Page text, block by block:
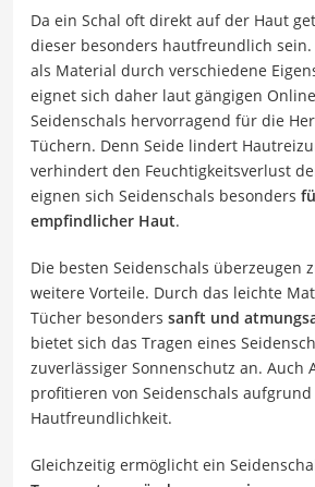
Da ein Schal oft direkt auf der Haut
dieser besonders hautfreundlich
als Material durch verschiedene
eignet sich daher laut gängigen
Seidenschals hervorragend für die
Tüchern. Denn Seide lindert
verhindert den Feuchtigkeitsverlust
eignen sich Seidenschals besonders
empfindlicher Haut.
Die besten Seidenschals überzeugen
weitere Vorteile. Durch das leichte
Tücher besonders sanft und
bietet sich das Tragen eines
zuverlässiger Sonnenschutz an. Auch
profitieren von Seidenschals
Hautfreundlichkeit.
Gleichzeitig ermöglicht ein